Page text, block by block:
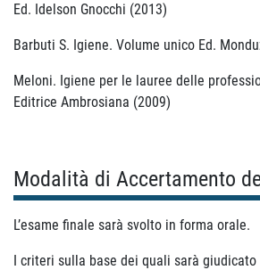
Ed. Idelson Gnocchi (2013)
Barbuti S. Igiene. Volume unico Ed.
Meloni. Igiene per le lauree delle
Editrice Ambrosiana (2009)
Modalità di Accertamento
L’esame finale sarà svolto in forma orale.
I criteri sulla base dei quali sarà